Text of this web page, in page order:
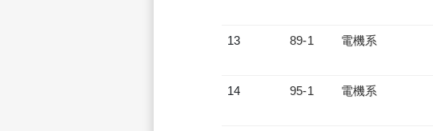
13 89-1 電機系
14 95-1 電機系